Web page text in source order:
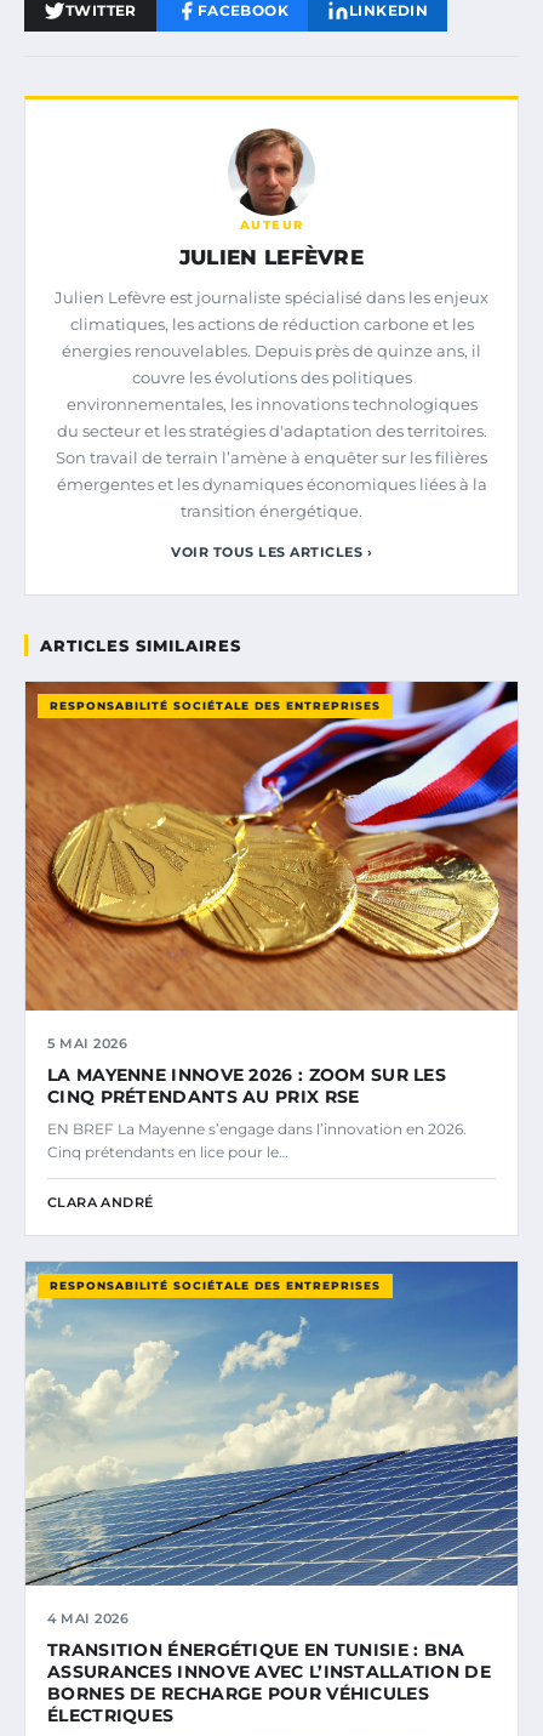
TWITTER FACEBOOK LINKEDIN
AUTEUR
JULIEN LEFÈVRE
Julien Lefèvre est journaliste spécialisé dans les enjeux
climatiques, les actions de réduction carbone et les
énergies renouvelables. Depuis près de quinze ans, il
couvre les évolutions des politiques
environnementales, les innovations technologiques
du secteur et les stratégies d'adaptation des territoires.
Son travail de terrain l’amène à enquêter sur les filières
émergentes et les dynamiques économiques liées à la
transition énergétique.
VOIR TOUS LES ARTICLES ›
ARTICLES SIMILAIRES
RESPONSABILITÉ SOCIÉTALE DES ENTREPRISES
5 MAI 2026
LA MAYENNE INNOVE 2026 : ZOOM SUR LES
CINQ PRÉTENDANTS AU PRIX RSE
EN BREF La Mayenne s’engage dans l’innovation en 2026.
Cinq prétendants en lice pour le…
CLARA ANDRÉ
RESPONSABILITÉ SOCIÉTALE DES ENTREPRISES
4 MAI 2026
TRANSITION ÉNERGÉTIQUE EN TUNISIE : BNA
ASSURANCES INNOVE AVEC L’INSTALLATION DE
BORNES DE RECHARGE POUR VÉHICULES
ÉLECTRIQUES